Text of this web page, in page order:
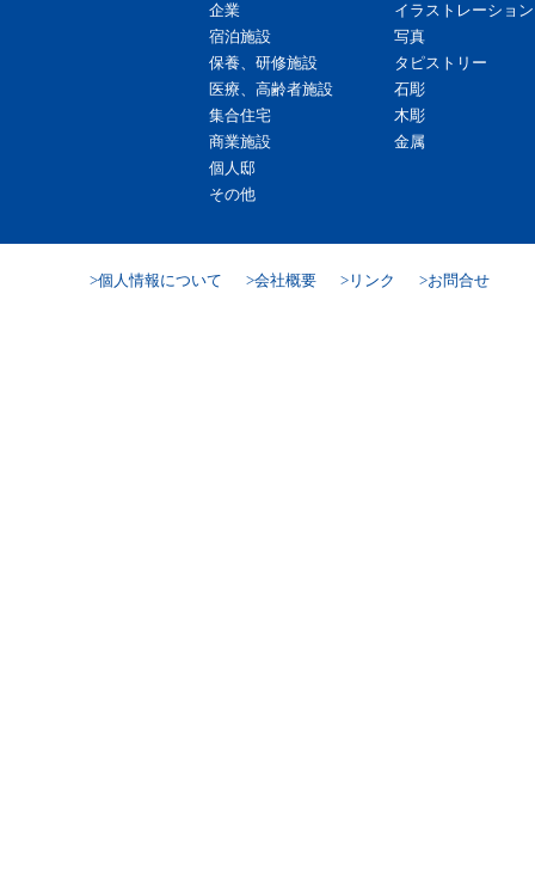
企業
宿泊施設
保養、研修施設
医療、高齢者施設
集合住宅
商業施設
個人邸
その他
イラストレーション
写真
タピストリー
石彫
木彫
金属
個人情報について 会社概要 リンク お問合せ